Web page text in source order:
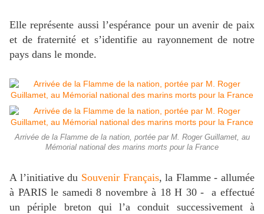
Elle représente aussi l’espérance pour un avenir de paix
et de fraternité et s’identifie au rayonnement de notre
pays dans le monde.
Arrivée de la Flamme de la nation, portée par M. Roger Guillamet, au
Mémorial national des marins morts pour la France
A l’initiative du Souvenir Français, la Flamme - allumée
à PARIS le samedi 8 novembre à 18 H 30 - a effectué
un périple breton qui l’a conduit successivement à